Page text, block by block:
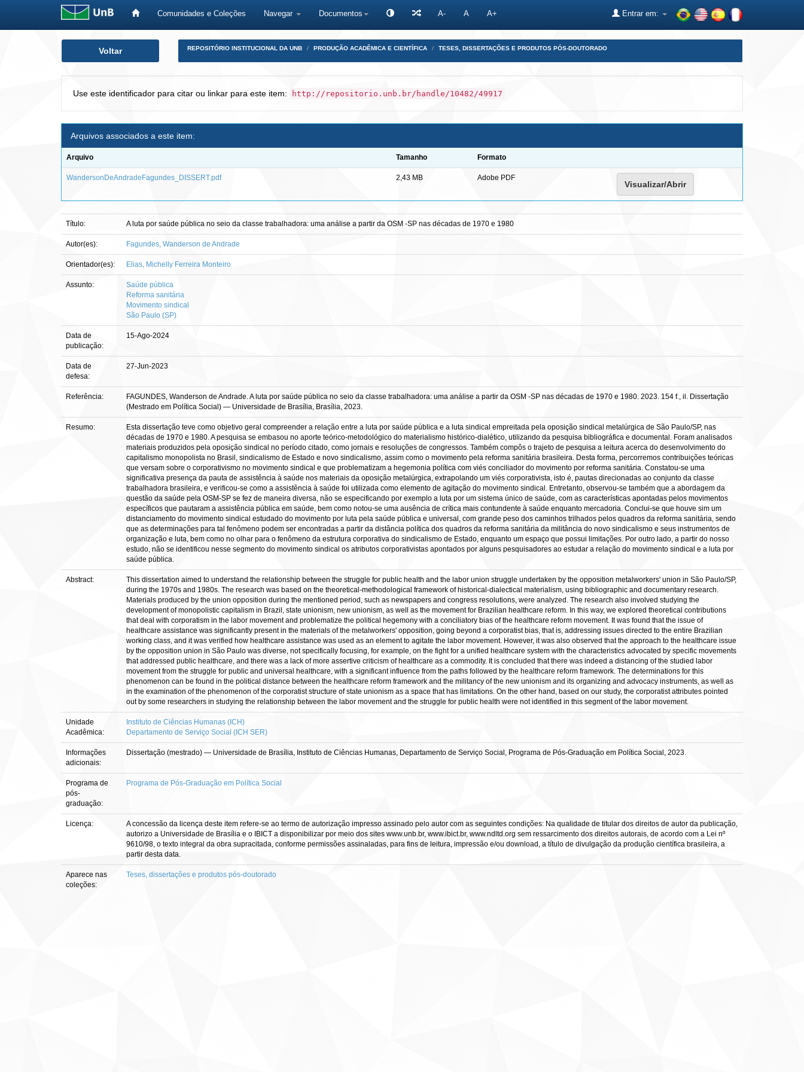
Comunidades e Coleções Navegar Documentos A- A A+ Entrar em:
Voltar REPOSITÓRIO INSTITUCIONAL DA UNB PRODUÇÃO ACADÊMICA E CIENTÍFICA TESES, DISSERTAÇÕES E PRODUTOS PÓS-DOUTORADO
Use este identificador para citar ou linkar para este item: http://repositorio.unb.br/handle/10482/49917
Arquivos associados a este item:
Arquivo Tamanho Formato
WandersonDeAndradeFagundes_DISSERT.pdf 2,43 MB Adobe PDF
Visualizar/Abrir
Título: A luta por saúde pública no seio da classe trabalhadora: uma análise a partir da OSM -SP nas décadas de 1970 e 1980
Autor(es): Fagundes, Wanderson de Andrade
Orientador(es): Elias, Michelly Ferreira Monteiro
Assunto:
Saúde pública
Reforma sanitária
Movimento sindical
São Paulo (SP)
Data de
publicação:
15-Ago-2024
Data de
defesa:
27-Jun-2023
Referência:
FAGUNDES, Wanderson de Andrade. A luta por saúde pública no seio da classe trabalhadora: uma análise a partir da OSM -SP nas décadas de 1970 e 1980. 2023. 154 f., il. Dissertação
(Mestrado em Política Social) — Universidade de Brasília, Brasília, 2023.
Resumo:
Esta dissertação teve como objetivo geral compreender a relação entre a luta por saúde pública e a luta sindical empreitada pela oposição sindical metalúrgica de São Paulo/SP, nas
décadas de 1970 e 1980. A pesquisa se embasou no aporte teórico-metodológico do materialismo histórico-dialético, utilizando da pesquisa bibliográfica e documental. Foram analisados
materiais produzidos pela oposição sindical no período citado, como jornais e resoluções de congressos. Também compôs o trajeto de pesquisa a leitura acerca do desenvolvimento do
capitalismo monopolista no Brasil, sindicalismo de Estado e novo sindicalismo, assim como o movimento pela reforma sanitária brasileira. Desta forma, percorremos contribuições teóricas
que versam sobre o corporativismo no movimento sindical e que problematizam a hegemonia política com viés conciliador do movimento por reforma sanitária. Constatou-se uma
significativa presença da pauta de assistência à saúde nos materiais da oposição metalúrgica, extrapolando um viés corporativista, isto é, pautas direcionadas ao conjunto da classe
trabalhadora brasileira, e verificou-se como a assistência à saúde foi utilizada como elemento de agitação do movimento sindical. Entretanto, observou-se também que a abordagem da
questão da saúde pela OSM-SP se fez de maneira diversa, não se especificando por exemplo a luta por um sistema único de saúde, com as características apontadas pelos movimentos
específicos que pautaram a assistência pública em saúde, bem como notou-se uma ausência de crítica mais contundente à saúde enquanto mercadoria. Conclui-se que houve sim um
distanciamento do movimento sindical estudado do movimento por luta pela saúde pública e universal, com grande peso dos caminhos trilhados pelos quadros da reforma sanitária, sendo
que as determinações para tal fenômeno podem ser encontradas a partir da distância política dos quadros da reforma sanitária da militância do novo sindicalismo e seus instrumentos de
organização e luta, bem como no olhar para o fenômeno da estrutura corporativa do sindicalismo de Estado, enquanto um espaço que possui limitações. Por outro lado, a partir do nosso
estudo, não se identificou nesse segmento do movimento sindical os atributos corporativistas apontados por alguns pesquisadores ao estudar a relação do movimento sindical e a luta por
saúde pública.
Abstract:
This dissertation aimed to understand the relationship between the struggle for public health and the labor union struggle undertaken by the opposition metalworkers' union in São Paulo/SP,
during the 1970s and 1980s. The research was based on the theoretical-methodological framework of historical-dialectical materialism, using bibliographic and documentary research.
Materials produced by the union opposition during the mentioned period, such as newspapers and congress resolutions, were analyzed. The research also involved studying the
development of monopolistic capitalism in Brazil, state unionism, new unionism, as well as the movement for Brazilian healthcare reform. In this way, we explored theoretical contributions
that deal with corporatism in the labor movement and problematize the political hegemony with a conciliatory bias of the healthcare reform movement. It was found that the issue of
healthcare assistance was significantly present in the materials of the metalworkers' opposition, going beyond a corporatist bias, that is, addressing issues directed to the entire Brazilian
working class, and it was verified how healthcare assistance was used as an element to agitate the labor movement. However, it was also observed that the approach to the healthcare issue
by the opposition union in São Paulo was diverse, not specifically focusing, for example, on the fight for a unified healthcare system with the characteristics advocated by specific movements
that addressed public healthcare, and there was a lack of more assertive criticism of healthcare as a commodity. It is concluded that there was indeed a distancing of the studied labor
movement from the struggle for public and universal healthcare, with a significant influence from the paths followed by the healthcare reform framework. The determinations for this
phenomenon can be found in the political distance between the healthcare reform framework and the militancy of the new unionism and its organizing and advocacy instruments, as well as
in the examination of the phenomenon of the corporatist structure of state unionism as a space that has limitations. On the other hand, based on our study, the corporatist attributes pointed
out by some researchers in studying the relationship between the labor movement and the struggle for public health were not identified in this segment of the labor movement.
Unidade
Acadêmica:
Instituto de Ciências Humanas (ICH)
Departamento de Serviço Social (ICH SER)
Informações
adicionais:
Dissertação (mestrado) — Universidade de Brasília, Instituto de Ciências Humanas, Departamento de Serviço Social, Programa de Pós-Graduação em Política Social, 2023.
Programa de
pós-
graduação:
Programa de Pós-Graduação em Política Social
Licença:
A concessão da licença deste item refere-se ao termo de autorização impresso assinado pelo autor com as seguintes condições: Na qualidade de titular dos direitos de autor da publicação,
autorizo a Universidade de Brasília e o IBICT a disponibilizar por meio dos sites www.unb.br, www.ibict.br, www.ndltd.org sem ressarcimento dos direitos autorais, de acordo com a Lei nº
9610/98, o texto integral da obra supracitada, conforme permissões assinaladas, para fins de leitura, impressão e/ou download, a título de divulgação da produção científica brasileira, a
partir desta data.
Aparece nas
coleções:
Teses, dissertações e produtos pós-doutorado